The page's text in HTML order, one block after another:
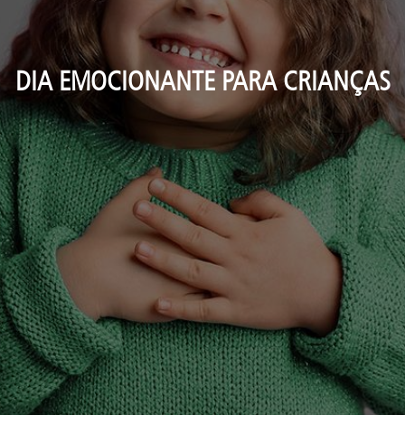
DIA EMOCIONANTE PARA CRIANÇAS